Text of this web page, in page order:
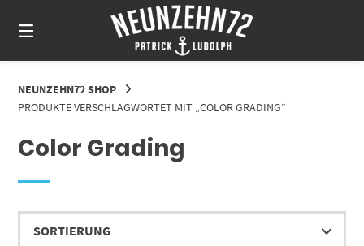
zum
Inhalt
NEUNZEHN72 SHOP
PRODUKTE VERSCHLAGWORTET MIT „COLOR GRADING“
Color Grading